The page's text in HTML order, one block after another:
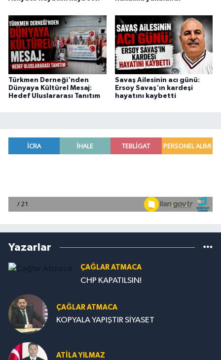
Türkmen Derneği'nden
Dünyaya Kültürel Mesaj:
Hedef Uluslararası Tanıtım
Savaş Ailesinin acı günü:
Ersoy Savaş'ın kardeşi
hayatını kaybetti
Yazarlar
ÇAĞLAR ATMACA
CHP KAPATILSIN!
ÇAĞLAR ATMACA
KOPYALA YAPIŞTIR SİYASET
ATILA YILMAZ